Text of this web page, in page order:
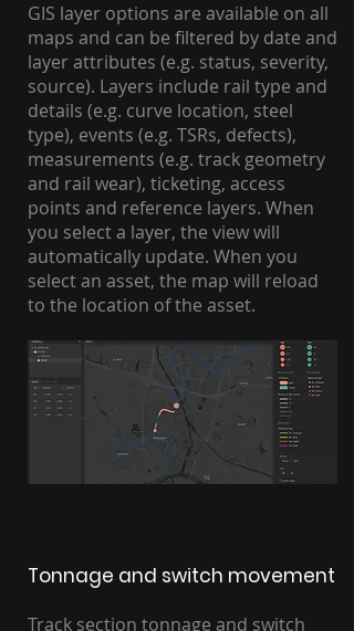
GIS layer options are available on all
maps and can be filtered by date and
layer attributes (e.g. status, severity,
source). Layers include rail type and
details (e.g. curve location, steel
type), events (e.g. TSRs, defects),
measurements (e.g. track geometry
and rail wear), ticketing, access
points and reference layers. When
you select a layer, the view will
automatically update. When you
select an asset, the map will reload
to the location of the asset.
Tonnage and switch movement
Track section tonnage and switch